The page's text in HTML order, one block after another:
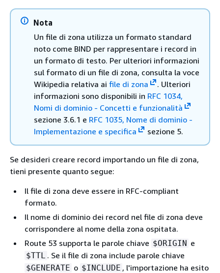
Nota
Un file di zona utilizza un formato standard
noto come BIND per rappresentare i record in
un formato di testo. Per ulteriori informazioni
sul formato di un file di zona, consulta la voce
Wikipedia relativa ai file di zona
. Ulteriori
informazioni sono disponibili in RFC 1034,
Nomi di dominio - Concetti e funzionalità
sezione 3.6.1 e RFC 1035, Nome di dominio -
Implementazione e specifica
sezione 5.
Se desideri creare record importando un file di zona,
tieni presente quanto segue:
Il file di zona deve essere in RFC-compliant
formato.
Il nome di dominio dei record nel file di zona deve
corrispondere al nome della zona ospitata.
Route 53 supporta le parole chiave $ORIGIN e
$TTL . Se il file di zona include parole chiave
$GENERATE o $INCLUDE , l'importazione ha esito